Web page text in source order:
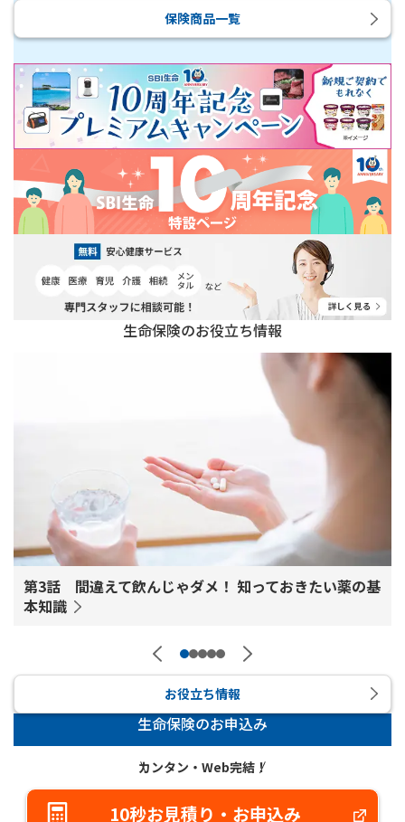
保険商品一覧
生命保険のお役立ち情報
第3話 間違えて飲んじゃダメ！ 知っておきたい薬の基
本知識
お役立ち情報
生命保険のお申込み
カンタン・Web完結！
10秒お見積り・お申込み